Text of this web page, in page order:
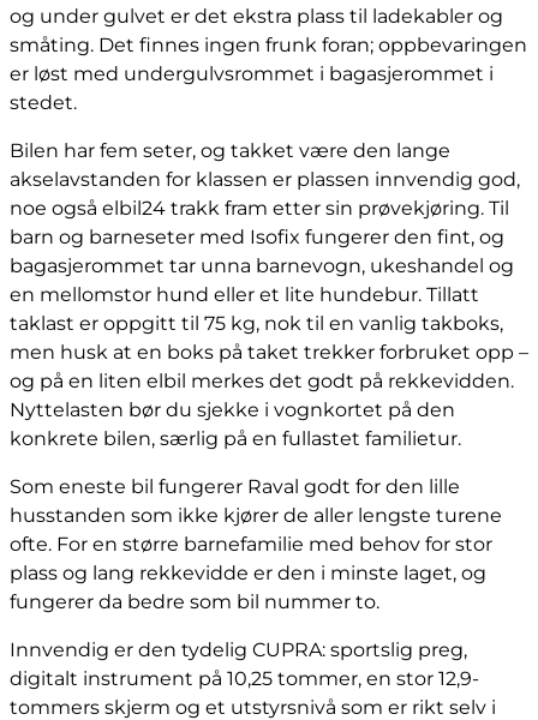
og under gulvet er det ekstra plass til ladekabler og
småting. Det finnes ingen frunk foran; oppbevaringen
er løst med undergulvsrommet i bagasjerommet i
stedet.
Bilen har fem seter, og takket være den lange
akselavstanden for klassen er plassen innvendig god,
noe også elbil24 trakk fram etter sin prøvekjøring. Til
barn og barneseter med Isofix fungerer den fint, og
bagasjerommet tar unna barnevogn, ukeshandel og
en mellomstor hund eller et lite hundebur. Tillatt
taklast er oppgitt til 75 kg, nok til en vanlig takboks,
men husk at en boks på taket trekker forbruket opp –
og på en liten elbil merkes det godt på rekkevidden.
Nyttelasten bør du sjekke i vognkortet på den
konkrete bilen, særlig på en fullastet familietur.
Som eneste bil fungerer Raval godt for den lille
husstanden som ikke kjører de aller lengste turene
ofte. For en større barnefamilie med behov for stor
plass og lang rekkevidde er den i minste laget, og
fungerer da bedre som bil nummer to.
Innvendig er den tydelig CUPRA: sportslig preg,
digitalt instrument på 10,25 tommer, en stor 12,9-
tommers skjerm og et utstyrsnivå som er rikt selv i